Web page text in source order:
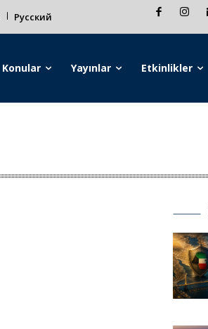
Русский
Konular Yayınlar Etkinlikler